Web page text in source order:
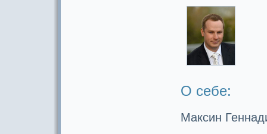
О себе:
Максин